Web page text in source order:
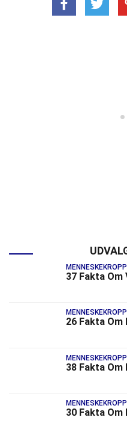
37 Fakta
26 Fakta
38 Fakta Om
30 Fakta Om